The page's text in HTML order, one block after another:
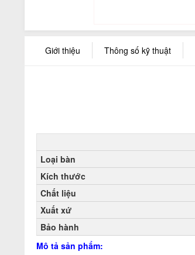
Giới thiệu Thông số kỹ thuật
Loại bàn
Kích thước
Chất liệu
Xuất xứ
Bảo hành
Mô tả sản phẩm: